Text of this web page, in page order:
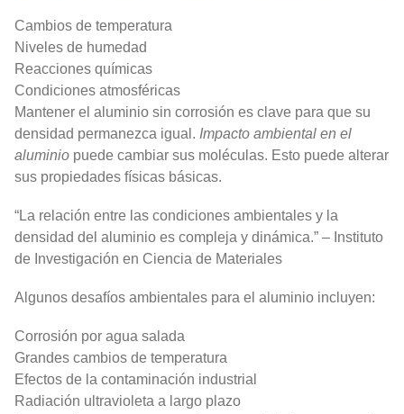
Cambios de temperatura
Niveles de humedad
Reacciones químicas
Condiciones atmosféricas
Mantener el aluminio sin corrosión es clave para que su
densidad permanezca igual. Impacto ambiental en el
aluminio puede cambiar sus moléculas. Esto puede alterar
sus propiedades físicas básicas.
“La relación entre las condiciones ambientales y la
densidad del aluminio es compleja y dinámica.” – Instituto
de Investigación en Ciencia de Materiales
Algunos desafíos ambientales para el aluminio incluyen:
Corrosión por agua salada
Grandes cambios de temperatura
Efectos de la contaminación industrial
Radiación ultravioleta a largo plazo